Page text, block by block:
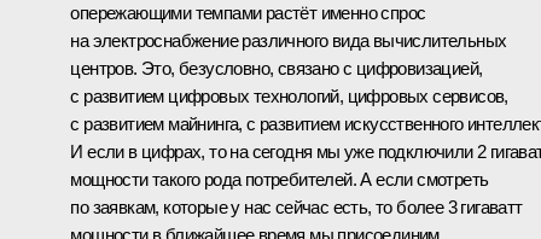
опережающими темпами растёт именно спрос
на электроснабжение различного вида вычислительных
центров. Это, безусловно, связано с цифровизацией,
с развитием цифровых технологий, цифровых сервисов,
с развитием майнинга, с развитием искусственного
И если в цифрах, то на сегодня мы уже подключили 2
мощности такого рода потребителей. А если смотреть
по заявкам, которые у нас сейчас есть, то более 3 гигаватт
мощности в ближайшее время мы присоединим.